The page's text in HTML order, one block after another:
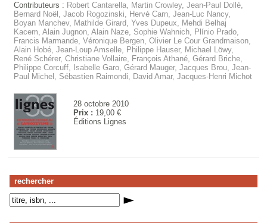
rechercher
28 octobre 2010
Prix : 19,00 €
Éditions Lignes
Contributeurs : Robert Cantarella, Martin Crowley, Jean-Paul Dollé,
Bernard Noël, Jacob Rogozinski, Hervé Carn, Jean-Luc Nancy,
Boyan Manchev, Mathilde Girard, Yves Dupeux, Mehdi Belhaj
Kacem, Alain Jugnon, Alain Naze, Sophie Wahnich, Plínio Prado,
Francis Marmande, Véronique Bergen, Olivier Le Cour Grandmaison,
Alain Hobé, Jean-Loup Amselle, Philippe Hauser, Michael Löwy,
René Schérer, Christiane Vollaire, François Athané, Gérard Briche,
Philippe Corcuff, Isabelle Garo, Gérard Mauger, Jacques Brou, Jean-
Paul Michel, Sébastien Raimondi, David Amar, Jacques-Henri Michot